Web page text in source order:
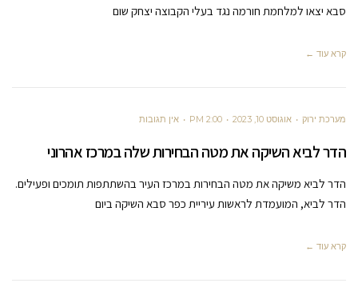
סבא יצאו למלחמת חורמה נגד בעלי הקבוצה יצחק שום
קרא עוד ←
מערכת ירוק אוגוסט 10, 2023 2:00 PM אין תגובות
הדר לביא השיקה את מטה הבחירות שלה במרכז אהרוני
הדר לביא משיקה את מטה הבחירות במרכז העיר בהשתתפות תומכים ופעילים.
הדר לביא, המועמדת לראשות עיריית כפר סבא השיקה ביום
קרא עוד ←